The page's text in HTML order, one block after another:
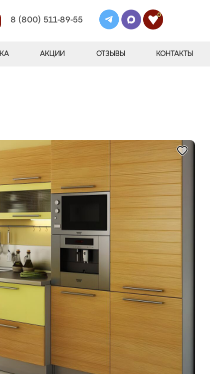
8 (800) 511-89-55
0
АКЦИИ ОТЗЫВЫ КОНТАКТЫ